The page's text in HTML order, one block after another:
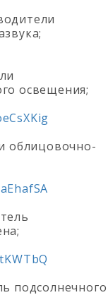
освещения;
облицовочно-
подсолнечного